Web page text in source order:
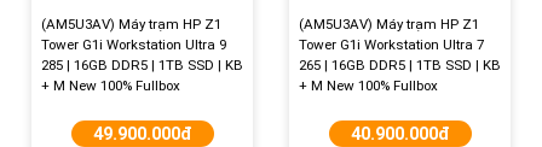
(AM5U3AV) Máy trạm HP Z1
Tower G1i Workstation Ultra 9
285 | 16GB DDR5 | 1TB SSD | KB
+ M New 100% Fullbox
49.900.000đ
(AM5U3AV) Máy trạm HP Z1
Tower G1i Workstation Ultra 7
265 | 16GB DDR5 | 1TB SSD | KB
+ M New 100% Fullbox
40.900.000đ